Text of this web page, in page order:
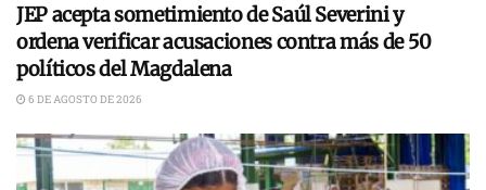
JEP acepta sometimiento de Saúl Severini y
ordena verificar acusaciones contra más de 50
políticos del Magdalena
6 DE AGOSTO DE 2026